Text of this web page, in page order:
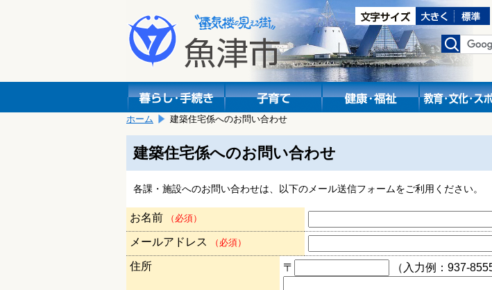
し
ホーム 建築住宅係へのお問い合わせ
建築住宅係へのお問い合わせ
各課・施設へのお問い合わせは、以下のメール送信フォームをご利用ください。
お名前 （必須）
メールアドレス （必須）
住所 〒 （入力例：937-8555